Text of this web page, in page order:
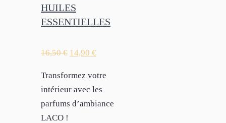
HUILES
ESSENTIELLES
16,50€ 14,90 €
Transformez votre
intérieur avec les
parfums d’ambiance
LACO !